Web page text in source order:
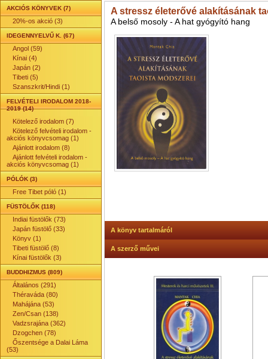
AKCIÓS KÖNYVEK (7)
20%-os akció (3)
IDEGENNYELVŰ K. (67)
Angol (59)
Kínai (4)
Japán (2)
Tibeti (5)
Szanszkrit/Hindi (1)
FELVÉTELI IRODALOM 2018-
2019 (14)
Kötelező irodalom (7)
Kötelező felvételi irodalom -
akciós könyvcsomag (1)
Ajánlott irodalom (8)
Ajánlott felvételi irodalom -
akciós könyvcsomag (1)
PÓLÓK (3)
Free Tibet póló (1)
FÜSTÖLŐK (118)
Indiai füstölők (73)
Japán füstölő (33)
Könyv (1)
Tibeti füstölő (8)
Kínai füstölők (3)
BUDDHIZMUS (809)
Általános (291)
Théraváda (80)
Mahájána (53)
Zen/Csan (138)
Vadzsrajána (362)
Dzogchen (78)
Őszentsége a Dalai Láma
(53)
A stressz életerővé alakításának
A belső mosoly - A hat gyógyító hang
A könyv tartalmáról
A szerző művei